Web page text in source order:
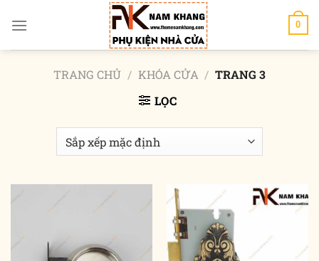
đến
0
TRANG CHỦ / KHÓA CỬA / TRANG 3
LỌC